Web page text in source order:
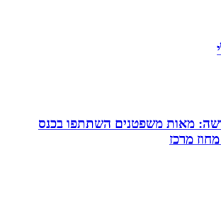
מאות משפטנים השתתפו בכנס
מרכז